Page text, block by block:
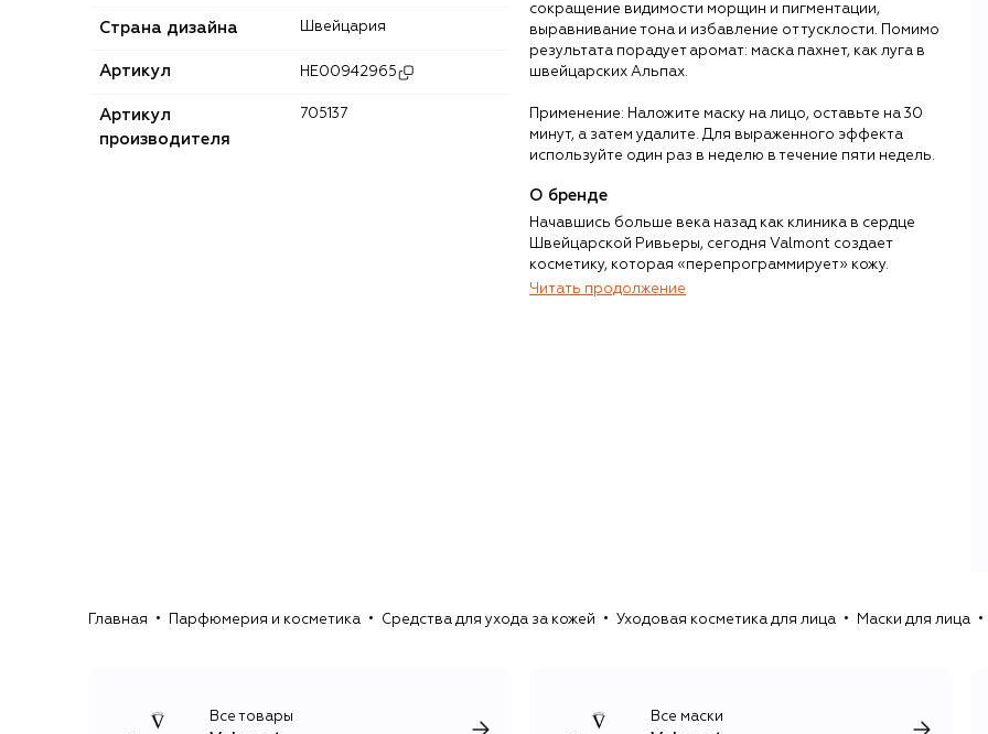
Страна дизайна Швейцария
Артикул HE00942965
Артикул
производителя
705137
сокращение видимости морщин и пигментации,
выравнивание тона и избавление от тусклости. Помимо
результата порадует аромат: маска пахнет, как луга в
швейцарских Альпах.
Применение: Наложите маску на лицо, оставьте на 30
минут, а затем удалите. Для выраженного эффекта
используйте один раз в неделю в течение пяти недель.
О бренде
Начавшись больше века назад как клиника в сердце
Швейцарской Ривьеры, сегодня Valmont создает
косметику, которая «перепрограммирует» кожу.
Инновации, ставшие целью постоянных исследований
кантоне Вале.
Читать продолжение
Главная Парфюмерия и косметика Средства для ухода за кожей Уходовая косметика для лица Маски для лица
Все товары Все маски